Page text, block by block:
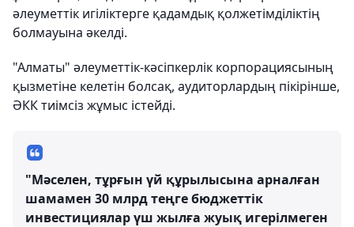
әлеуметтік игіліктерге қадамдық қолжетімділіктің
болмауына әкелді.
"Алматы" әлеуметтік-кәсіпкерлік корпорациясының
қызметіне келетін болсақ, аудиторлардың пікірінше,
ӘКК тиімсіз жұмыс істейді.
"Мәселен, тұрғын үй құрылысына арналған
шамамен 30 млрд теңге бюджеттік
инвестициялар үш жылға жуық игерілмеген